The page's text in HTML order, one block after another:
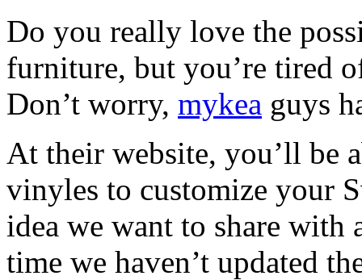
Do you really love the
furniture, but you’re tired
Don’t worry, mykea guys
At their website, you’ll be
vinyles to customize your
idea we want to share
time we haven’t updated